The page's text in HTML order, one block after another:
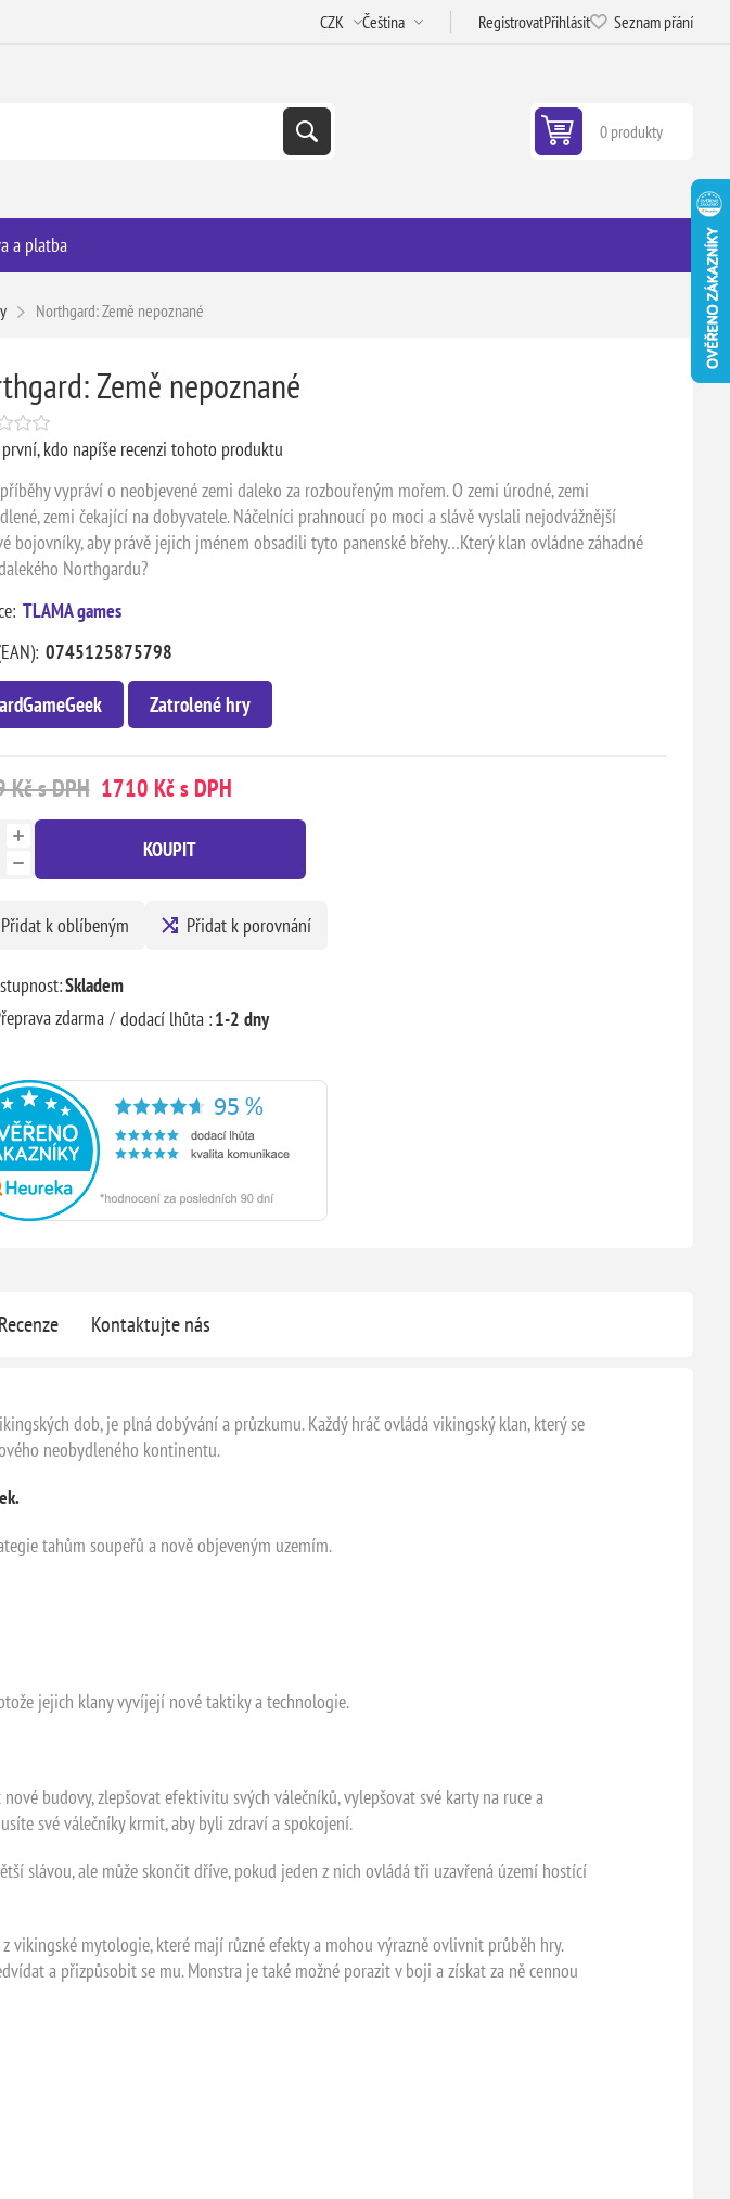
RegistrovatPřihlásit Seznam přání
0 produkty
a platba
Northgard: Země nepoznané
Země nepoznané
kdo napíše recenzi tohoto produktu
vypráví o neobjevené zemi daleko za rozbouřeným mořem. O zemi úrodné, zemi
zemi čekající na dobyvatele. Náčelníci prahnoucí po moci a slávě vyslali nejodvážnější
bojovníky, aby právě jejich jménem obsadili tyto panenské břehy…Který klan ovládne záhadné
Northgardu?
TLAMA games
0745125875798
Zatrolené hry
Kč s DPH 1710 Kč s DPH
KOUPIT
Přidat k oblíbeným Přidat k porovnání
Skladem
zdarma
dodací lhůta :1-2 dny
Recenze Kontaktujte nás
dob, je plná dobývání a průzkumu. Každý hráč ovládá vikingský klan, který se
neobydleného kontinentu.
tahům soupeřů a nově objeveným uzemím.
jejich klany vyvíjejí nové taktiky a technologie.
budovy, zlepšovat efektivitu svých válečníků, vylepšovat své karty na ruce a
své válečníky krmit, aby byli zdraví a spokojení.
slávou, ale může skončit dříve, pokud jeden z nich ovládá tři uzavřená území hostící
vikingské mytologie, které mají různé efekty a mohou výrazně ovlivnit průběh hry.
a přizpůsobit se mu. Monstra je také možné porazit v boji a získat za ně cennou